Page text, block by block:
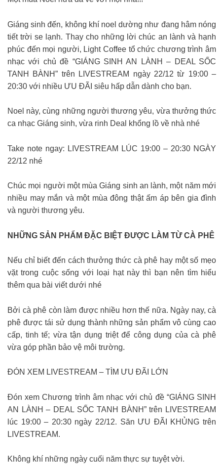
Giáng sinh đến, không khí noel dường như đang hâm nóng
tiết trời se lạnh. Thay cho những lời chúc an lành và hạnh
phúc đến mọi người, Light Coffee tổ chức chương trình âm
nhạc với chủ đề “GIÁNG SINH AN LÀNH – DEAL SỐC
TANH BÀNH” trên LIVESTREAM ngày 22/12 từ 19:00 –
20:30 với nhiều ƯU ĐÃI siêu hấp dẫn dành cho bạn.
Noel này, cùng những người thương yêu, vừa thưởng thức
ca nhạc Giáng sinh, vừa rinh Deal khổng lồ về nhà nhé
Take note ngay: LIVESTREAM LÚC 19:00 – 20:30 NGÀY
22/12 nhé
️Chúc mọi người một mùa Giáng sinh an lành, một năm mới
nhiều may mắn và một mùa đông thật ấm áp bên gia đình
và người thương yêu.
NHỮNG SẢN PHẨM ĐẶC BIỆT ĐƯỢC LÀM TỪ CÀ PHÊ
Nếu chỉ biết đến cách thưởng thức cà phê hay một số mẹo
vặt trong cuộc sống với loại hạt này thì bạn nên tìm hiểu
thêm qua bài viết dưới nhé
Bởi cà phê còn làm được nhiều hơn thế nữa. Ngày nay, cà
phê được tái sử dụng thành những sản phẩm vô cùng cao
cấp, tinh tế; vừa tận dụng triệt để công dụng của cà phê
vừa góp phần bảo vệ môi trường.
ĐÓN XEM LIVESTREAM – TÌM ƯU ĐÃI LỚN
️Đón xem Chương trình âm nhạc với chủ đề “GIÁNG SINH
AN LÀNH – DEAL SỐC TANH BÀNH” trên LIVESTREAM
lúc 19:00 – 20:30 ngày 22/12. Săn ƯU ĐÃI KHỦNG trên
LIVESTREAM.
Không khí những ngày cuối năm thực sự tuyệt vời.